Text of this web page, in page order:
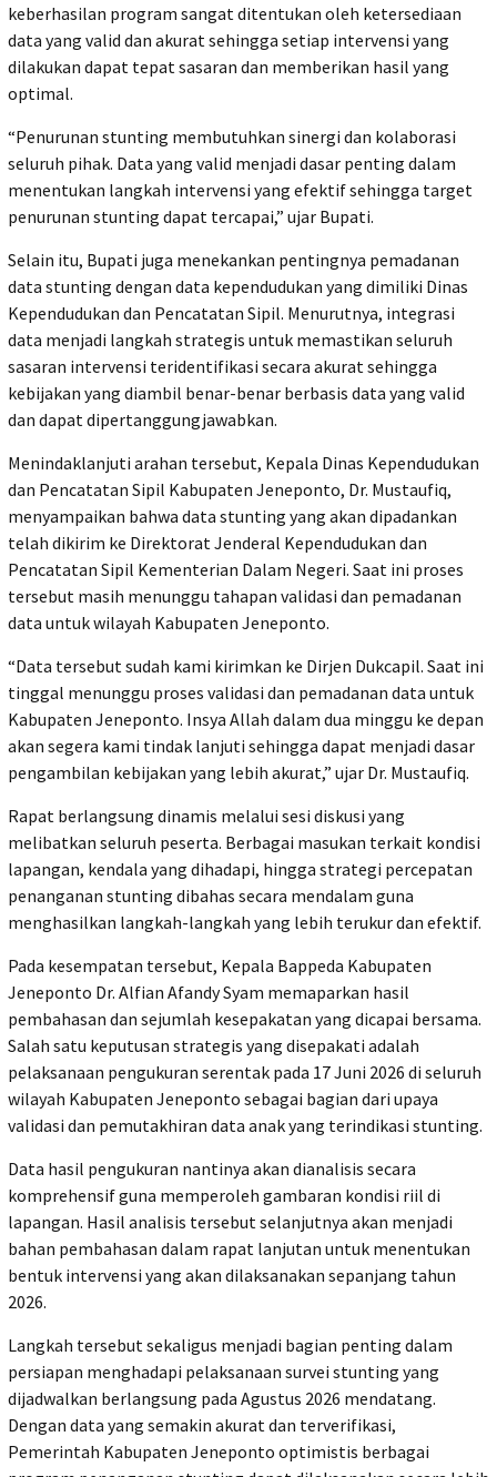
keberhasilan program sangat ditentukan oleh ketersediaan
data yang valid dan akurat sehingga setiap intervensi yang
dilakukan dapat tepat sasaran dan memberikan hasil yang
optimal.
“Penurunan stunting membutuhkan sinergi dan kolaborasi
seluruh pihak. Data yang valid menjadi dasar penting dalam
menentukan langkah intervensi yang efektif sehingga target
penurunan stunting dapat tercapai,” ujar Bupati.
Selain itu, Bupati juga menekankan pentingnya pemadanan
data stunting dengan data kependudukan yang dimiliki Dinas
Kependudukan dan Pencatatan Sipil. Menurutnya, integrasi
data menjadi langkah strategis untuk memastikan seluruh
sasaran intervensi teridentifikasi secara akurat sehingga
kebijakan yang diambil benar-benar berbasis data yang valid
dan dapat dipertanggungjawabkan.
Menindaklanjuti arahan tersebut, Kepala Dinas Kependudukan
dan Pencatatan Sipil Kabupaten Jeneponto, Dr. Mustaufiq,
menyampaikan bahwa data stunting yang akan dipadankan
telah dikirim ke Direktorat Jenderal Kependudukan dan
Pencatatan Sipil Kementerian Dalam Negeri. Saat ini proses
tersebut masih menunggu tahapan validasi dan pemadanan
data untuk wilayah Kabupaten Jeneponto.
“Data tersebut sudah kami kirimkan ke Dirjen Dukcapil. Saat ini
tinggal menunggu proses validasi dan pemadanan data untuk
Kabupaten Jeneponto. Insya Allah dalam dua minggu ke depan
akan segera kami tindak lanjuti sehingga dapat menjadi dasar
pengambilan kebijakan yang lebih akurat,” ujar Dr. Mustaufiq.
Rapat berlangsung dinamis melalui sesi diskusi yang
melibatkan seluruh peserta. Berbagai masukan terkait kondisi
lapangan, kendala yang dihadapi, hingga strategi percepatan
penanganan stunting dibahas secara mendalam guna
menghasilkan langkah-langkah yang lebih terukur dan efektif.
Pada kesempatan tersebut, Kepala Bappeda Kabupaten
Jeneponto Dr. Alfian Afandy Syam memaparkan hasil
pembahasan dan sejumlah kesepakatan yang dicapai bersama.
Salah satu keputusan strategis yang disepakati adalah
pelaksanaan pengukuran serentak pada 17 Juni 2026 di seluruh
wilayah Kabupaten Jeneponto sebagai bagian dari upaya
validasi dan pemutakhiran data anak yang terindikasi stunting.
Data hasil pengukuran nantinya akan dianalisis secara
komprehensif guna memperoleh gambaran kondisi riil di
lapangan. Hasil analisis tersebut selanjutnya akan menjadi
bahan pembahasan dalam rapat lanjutan untuk menentukan
bentuk intervensi yang akan dilaksanakan sepanjang tahun
2026.
Langkah tersebut sekaligus menjadi bagian penting dalam
persiapan menghadapi pelaksanaan survei stunting yang
dijadwalkan berlangsung pada Agustus 2026 mendatang.
Dengan data yang semakin akurat dan terverifikasi,
Pemerintah Kabupaten Jeneponto optimistis berbagai